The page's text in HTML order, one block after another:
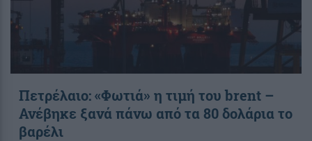
Πετρέλαιο: «Φωτιά» η τιμή του brent –
Ανέβηκε ξανά πάνω από τα 80 δολάρια το
βαρέλι